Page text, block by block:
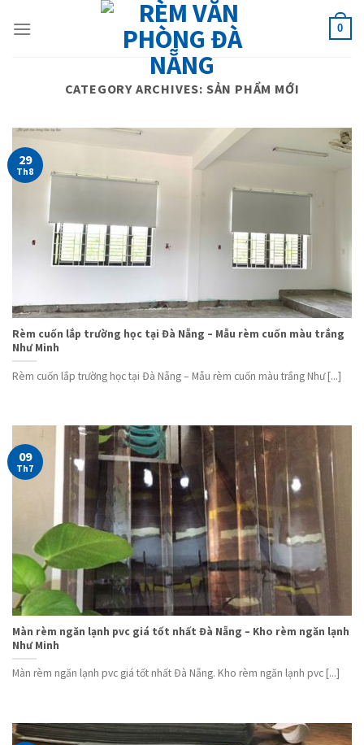
0
CATEGORY ARCHIVES: SẢN PHẨM MỚI
Rèm cuốn lắp trường học tại Đà Nẵng – Mẫu rèm cuốn màu trắng
Như Minh
Rèm cuốn lắp trường học tại Đà Nẵng – Mẫu rèm cuốn màu trắng Như [...]
29
Th8
Màn rèm ngăn lạnh pvc giá tốt nhất Đà Nẵng – Kho rèm ngăn lạnh
Như Minh
Màn rèm ngăn lạnh pvc giá tốt nhất Đà Nẵng. Kho rèm ngăn lạnh pvc [...]
09
Th7